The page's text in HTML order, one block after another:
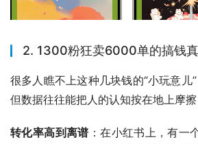
2. 1300粉狂卖6000单的搞钱
很多人瞧不上这种几块钱的“小玩意儿”
但数据往往能把人的认知按在地上摩擦
转化率高到离谱：在小红书上，有一